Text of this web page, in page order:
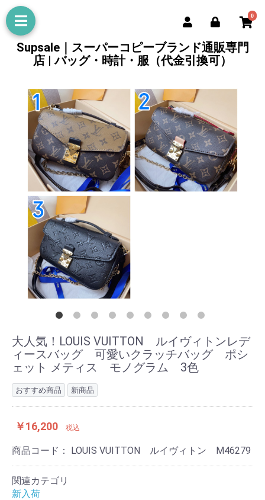
0
Supsale｜スーパーコピーブランド通販専門
店 | バッグ・時計・服（代金引換可）
大人気！LOUIS VUITTON ルイヴィトンレデ
ィースバッグ 可愛いクラッチバッグ ポシ
ェット メティス モノグラム 3色
おすすめ商品 新商品
￥16,200 税込
商品コード： LOUIS VUITTON ルイヴィトン M46279
関連カテゴリ
新入荷